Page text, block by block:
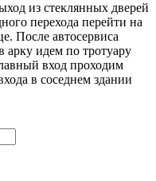
из стеклянных дверей
перехода перейти на
После автосервиса
арку идем по тротуару
вход проходим
в соседнем здании